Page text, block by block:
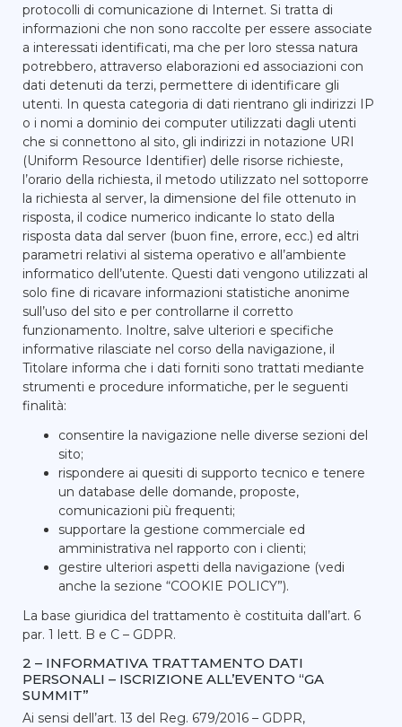
protocolli di comunicazione di Internet. Si tratta di
informazioni che non sono raccolte per essere associate
a interessati identificati, ma che per loro stessa natura
potrebbero, attraverso elaborazioni ed associazioni con
dati detenuti da terzi, permettere di identificare gli
utenti. In questa categoria di dati rientrano gli indirizzi IP
o i nomi a dominio dei computer utilizzati dagli utenti
che si connettono al sito, gli indirizzi in notazione URI
(Uniform Resource Identifier) delle risorse richieste,
l’orario della richiesta, il metodo utilizzato nel sottoporre
la richiesta al server, la dimensione del file ottenuto in
risposta, il codice numerico indicante lo stato della
risposta data dal server (buon fine, errore, ecc.) ed altri
parametri relativi al sistema operativo e all’ambiente
informatico dell’utente. Questi dati vengono utilizzati al
solo fine di ricavare informazioni statistiche anonime
sull’uso del sito e per controllarne il corretto
funzionamento. Inoltre, salve ulteriori e specifiche
informative rilasciate nel corso della navigazione, il
Titolare informa che i dati forniti sono trattati mediante
strumenti e procedure informatiche, per le seguenti
finalità:
consentire la navigazione nelle diverse sezioni del
sito;
rispondere ai quesiti di supporto tecnico e tenere
un database delle domande, proposte,
comunicazioni più frequenti;
supportare la gestione commerciale ed
amministrativa nel rapporto con i clienti;
gestire ulteriori aspetti della navigazione (vedi
anche la sezione “COOKIE POLICY”).
La base giuridica del trattamento è costituita dall’art. 6
par. 1 lett. B e C – GDPR.
2 – INFORMATIVA TRATTAMENTO DATI
PERSONALI – ISCRIZIONE ALL’EVENTO “GA
SUMMIT”
Ai sensi dell’art. 13 del Reg. 679/2016 – GDPR,